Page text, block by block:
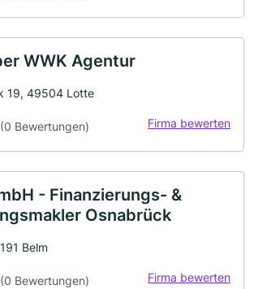
WWK Agentur
19, 49504 Lotte
(0 Bewertungen) Firma bewerten
- Finanzierungs- &
Osnabrück
Belm
(0 Bewertungen) Firma bewerten